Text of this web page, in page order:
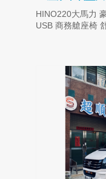
HINO220大馬力
USB 商務艙座椅